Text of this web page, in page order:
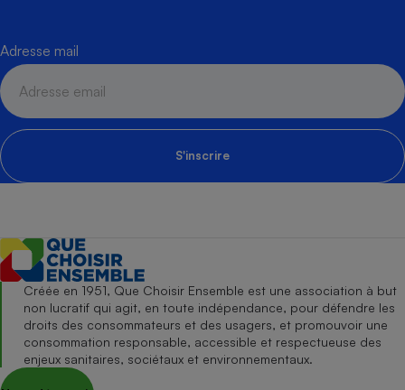
Adresse mail
S'inscrire
Créée en 1951, Que Choisir Ensemble est une association à but
non lucratif qui agit, en toute indépendance, pour défendre les
droits des consommateurs et des usagers, et promouvoir une
consommation responsable, accessible et respectueuse des
enjeux sanitaires, sociétaux et environnementaux.